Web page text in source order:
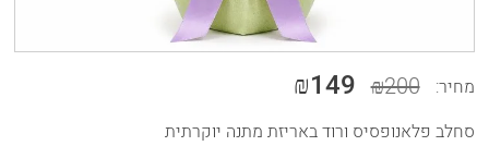
מחיר: ₪200
₪149
סחלב פלאנופסיס ורוד באריזת מתנה יוקרתית